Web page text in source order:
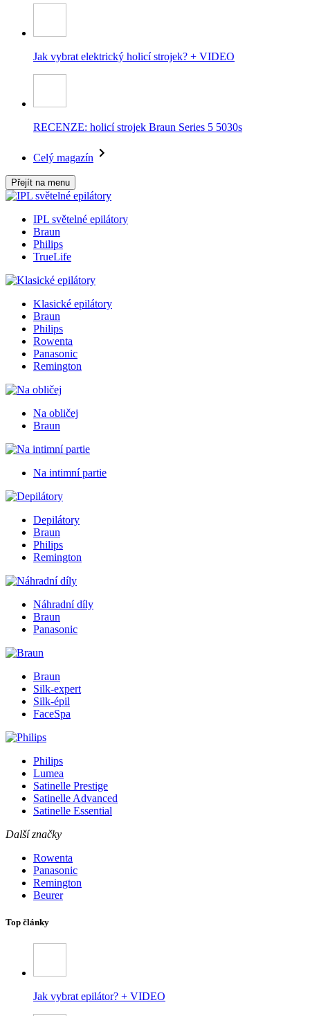
Jak vybrat elektrický holicí strojek? + VIDEO
RECENZE: holicí strojek Braun Series 5 5030s
Celý magazín
Přejít na menu
IPL světelné epilátory
Braun
Philips
TrueLife
Klasické epilátory
Braun
Philips
Rowenta
Panasonic
Remington
Na obličej
Braun
Na intimní partie
Depilátory
Braun
Philips
Remington
Náhradní díly
Braun
Panasonic
Braun
Silk-expert
Silk-épil
FaceSpa
Philips
Lumea
Satinelle Prestige
Satinelle Advanced
Satinelle Essential
Další značky
Rowenta
Panasonic
Remington
Beurer
Top články
Jak vybrat epilátor? + VIDEO